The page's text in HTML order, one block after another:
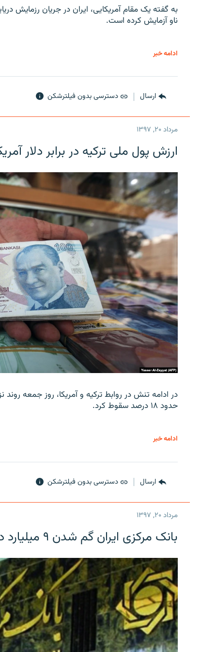
به گفته یک مقام آمریکایی، ایران در جریان رزمایش
ناو آزمایش کرده است.
ادامه خبر
ارسال دسترسی بدون فیلترشکن
مرداد ۲۰, ۱۳۹۷
ارزش پول ملی ترکیه در برابر دلار آمریکا در یک
در ادامه تنش در روابط ترکیه و آمریکا، روز جمعه
حدود ۱۸ درصد سقوط کرد.
ادامه خبر
ارسال دسترسی بدون فیلترشکن
مرداد ۲۰, ۱۳۹۷
بانک مرکزی ایران گم شدن ۹ میلیارد دلار را تکذیب کرد